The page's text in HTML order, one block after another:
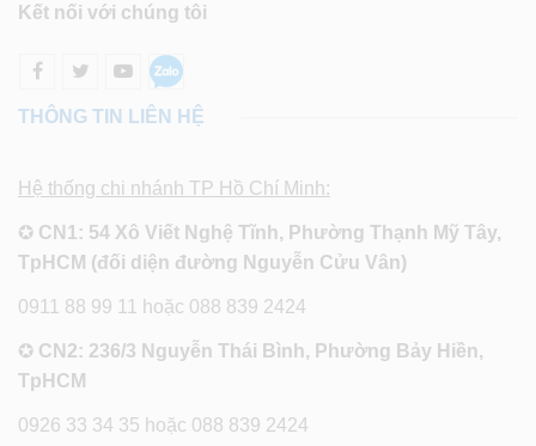
Kết nối với chúng tôi
THÔNG TIN LIÊN HỆ
Hệ thống chi nhánh TP Hồ Chí Minh:
✪ CN1: 54 Xô Viết Nghệ Tĩnh, Phường Thạnh Mỹ Tây,
TpHCM (đối diện đường Nguyễn Cửu Vân)
0911 88 99 11 hoặc 088 839 2424
✪ CN2: 236/3 Nguyễn Thái Bình, Phường Bảy Hiền,
TpHCM
0926 33 34 35 hoặc 088 839 2424